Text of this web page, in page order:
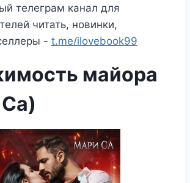
телеграм канал для
читать, новинки,
- t.me/ilovebook99
майора